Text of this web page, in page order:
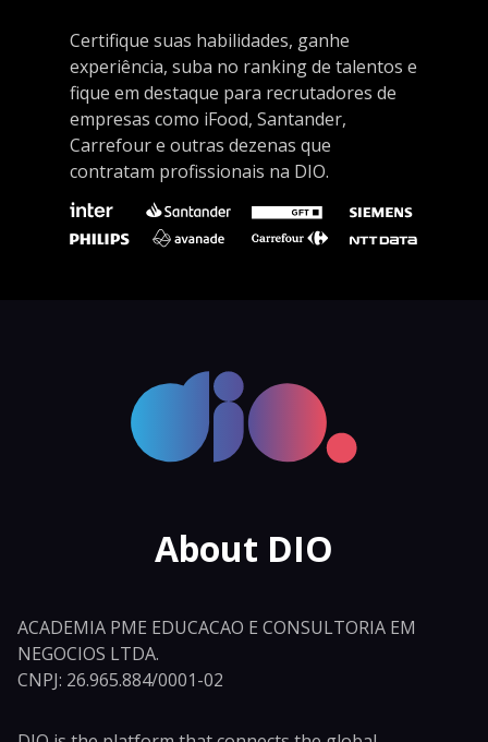
Certifique suas habilidades, ganhe
experiência, suba no ranking de talentos e
fique em destaque para recrutadores de
empresas como iFood, Santander,
Carrefour e outras dezenas que
contratam profissionais na DIO.
About DIO
ACADEMIA PME EDUCACAO E CONSULTORIA EM
NEGOCIOS LTDA.
CNPJ: 26.965.884/0001-02